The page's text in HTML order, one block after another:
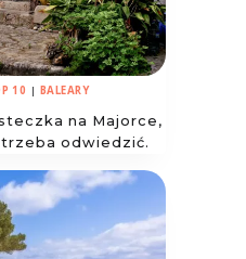
10 | BALEARY
na Majorce,
odwiedzić.